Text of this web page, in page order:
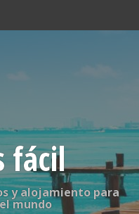
fácil
y alojamiento para
mundo